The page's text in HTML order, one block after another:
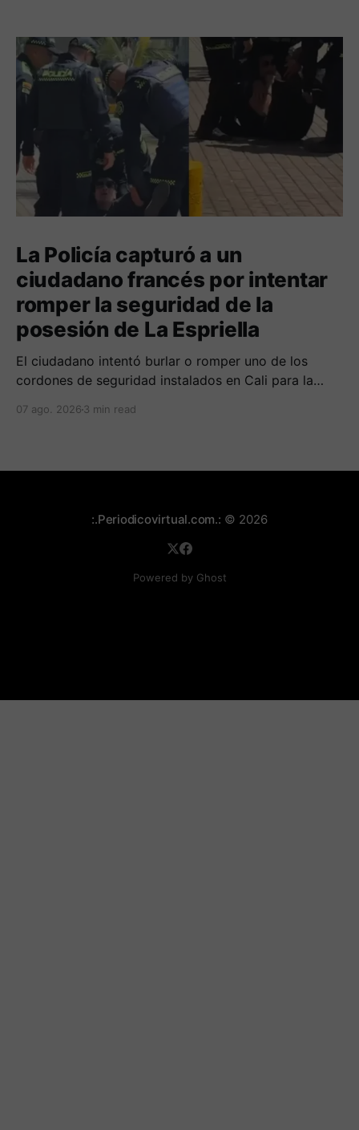
La Policía capturó a un
ciudadano francés por intentar
romper la seguridad de la
posesión de La Espriella
El ciudadano intentó burlar o romper uno de los
cordones de seguridad instalados en Cali para la
Espriella.
07 ago. 2026 3 min read
:.Periodicovirtual.com.: © 2026
Powered by Ghost